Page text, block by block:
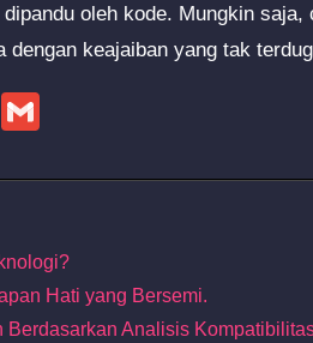
oleh kode. Mungkin saja,
keajaiban yang tak
Copy
Link
Hati yang Bersemi.
Berdasarkan Analisis